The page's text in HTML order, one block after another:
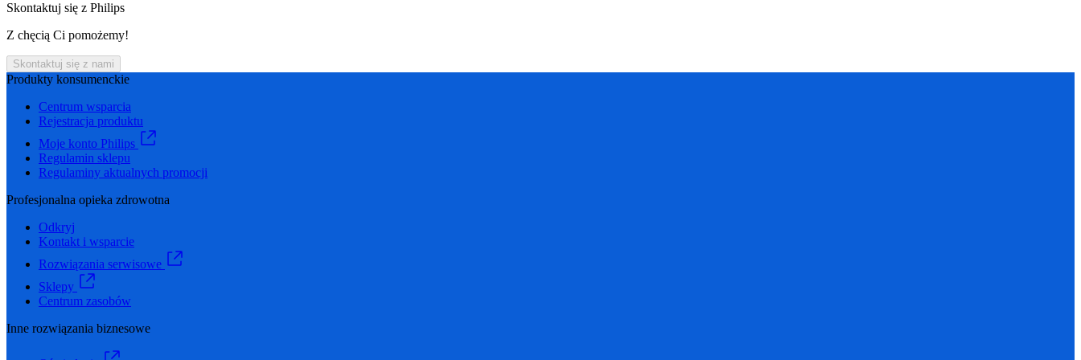
Skontaktuj się z Philips
Z chęcią Ci pomożemy!
Skontaktuj się z nami
Produkty konsumenckie
Centrum wsparcia
Rejestracja produktu
Moje konto Philips
Regulamin sklepu
Regulaminy aktualnych promocji
Profesjonalna opieka zdrowotna
Odkryj
Kontakt i wsparcie
Rozwiązania serwisowe
Sklepy
Centrum zasobów
Inne rozwiązania biznesowe